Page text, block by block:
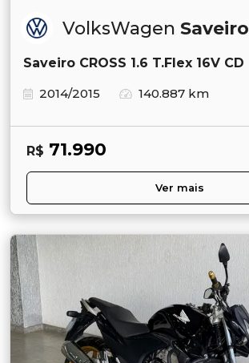
VolksWagen Saveiro
Saveiro CROSS 1.6 T.Flex 16V CD
2014/2015
140.887 km
R$ 71.990
Ver mais